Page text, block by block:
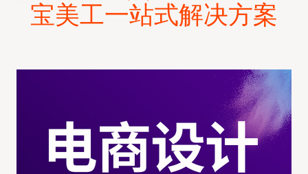
宝美工一站式解决方案